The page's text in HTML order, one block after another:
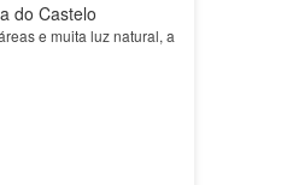
do Castelo
e muita luz natural, a